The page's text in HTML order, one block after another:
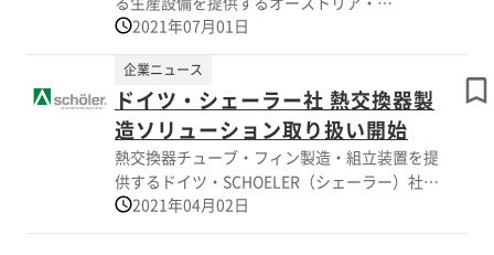
した中空軽量シャフトの成型が可能です。また
アキシャルフォーミング技術によりはスウェー
ジングにより形成されたシャフトの外周または
内周に振動成型により精密なスプラインを形成
が可能です。 本セミナーでは、FELSS社が提供
するこれらの技術の紹介を行います。 EV時代
の車両の軽量化に貢献する、中空高強度シャフ
ト製造における高い塑性加工技術をもつドイツ
FELSS社の技術や中空軽量シャフトの成型動向
を学びたい方はぜひご参加ください！
HAGE（ハーゲ）社は、本年度より株式会社イ
リスと共に日本市場に参入することを決定しま
した。 HAGE社は、特に欧州の航空宇宙業界に
おいてアルミニウムタンクの大型接合設備での
実績があります。 また、欧州自動車業界にお
いてもバッテリーケースの封止や、トラック艤
装躯体、そしてスポット溶接に代わりうるスポ
ット摩擦撹拌接合（FSSW）技術の提供など、
2021年07月01日
ドイツ・シェーラー社 熱交換器製
造ソリューション取り扱い開始
企業ニュース
熱交換器チューブ・フィン製造・組立装置を提
供するドイツ・SCHOELER（シェーラー）社
は、本年度より株式会社イリスと共に日本市場
に参入することを決定しました。 ドイツ・シ
2021年04月02日